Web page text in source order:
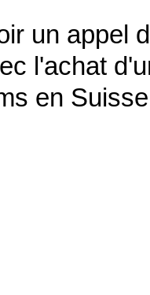
un appel
l'achat
en